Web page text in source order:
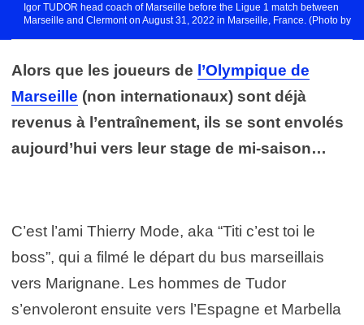
Igor TUDOR head coach of Marseille before the Ligue 1 match between
Marseille and Clermont on August 31, 2022 in Marseille, France. (Photo by
Alors que les joueurs de l’Olympique de
Marseille (non internationaux) sont déjà
revenus à l’entraînement, ils se sont envolés
aujourd’hui vers leur stage de mi-saison…
C’est l’ami Thierry Mode, aka “Titi c’est toi le
boss”, qui a filmé le départ du bus marseillais
vers Marignane. Les hommes de Tudor
s’envoleront ensuite vers l’Espagne et Marbella